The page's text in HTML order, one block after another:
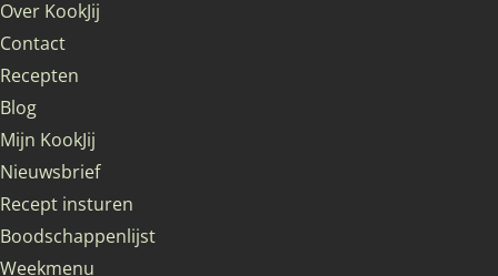
Over KookJij
Contact
Recepten
Blog
Mijn KookJij
Nieuwsbrief
Recept insturen
Boodschappenlijst
Weekmenu